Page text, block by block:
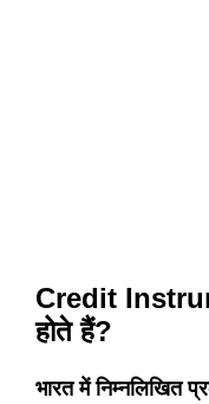
Credit
होते हैं?
भारत में